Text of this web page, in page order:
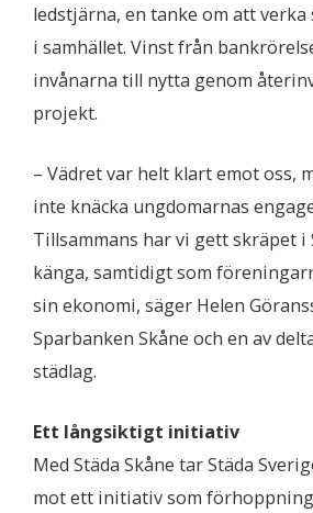
ledstjärna, en tanke om att
i samhället. Vinst från
invånarna till nytta genom
projekt.
– Vädret var helt klart emot oss,
inte knäcka ungdomarnas
Tillsammans har vi gett skräpet
känga, samtidigt som
sin ekonomi, säger Helen
Sparbanken Skåne och en av
städlag.
Ett långsiktigt initiativ
Med Städa Skåne tar Städa
mot ett initiativ som